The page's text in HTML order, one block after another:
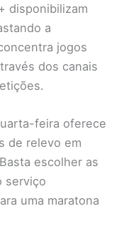
disponibilizam
a
jogos
dos canais
feira oferece
de relevo em
escolher as
serviço
uma maratona